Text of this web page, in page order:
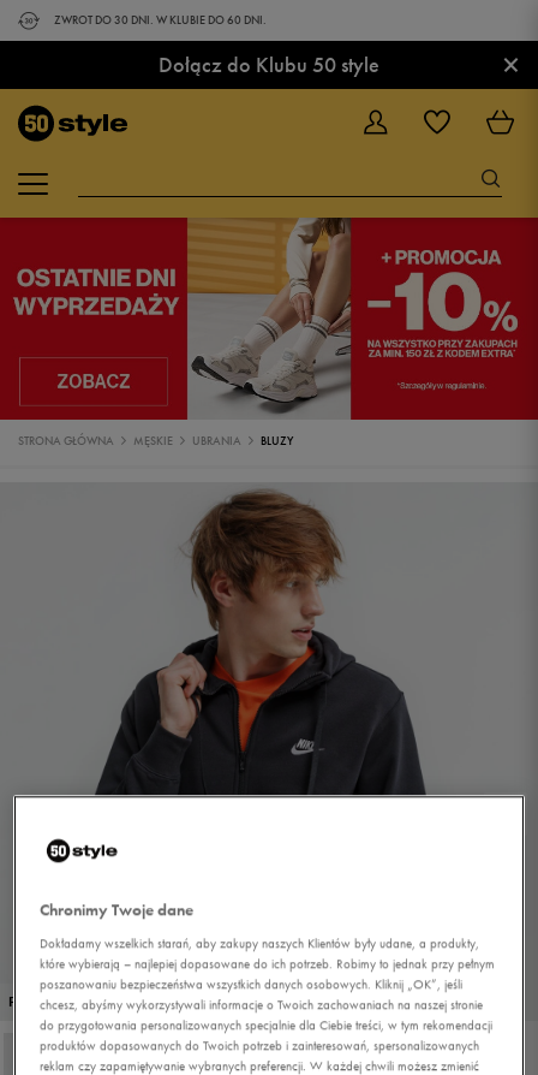
ZWROT DO 30 DNI. W KLUBIE DO 60 DNI.
Dołącz do Klubu 50 style ×
STRONA GŁÓWNA MĘSKIE UBRANIA BLUZY
PROMO: DO -30%
Chronimy Twoje dane
Dokładamy wszelkich starań, aby zakupy naszych Klientów były udane, a produkty,
które wybierają – najlepiej dopasowane do ich potrzeb. Robimy to jednak przy pełnym
poszanowaniu bezpieczeństwa wszystkich danych osobowych. Kliknij „OK”, jeśli
chcesz, abyśmy wykorzystywali informacje o Twoich zachowaniach na naszej stronie
do przygotowania personalizowanych specjalnie dla Ciebie treści, w tym rekomendacji
produktów dopasowanych do Twoich potrzeb i zainteresowań, spersonalizowanych
reklam czy zapamiętywanie wybranych preferencji. W każdej chwili możesz zmienić